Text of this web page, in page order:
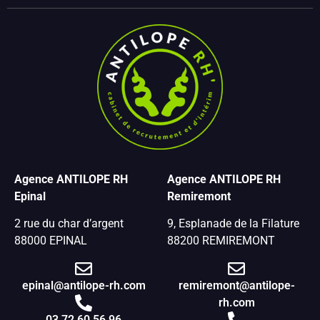
Agence ANTILOPE RH
Epinal
2 rue du char d’argent
88000 EPINAL
epinal@antilope-rh.com
Agence ANTILOPE RH
Remiremont
9, Esplanade de la Filature
88200 REMIREMONT
remiremont@antilope-
rh.com